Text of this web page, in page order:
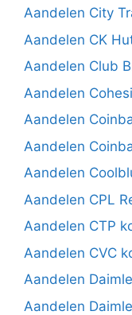
Aandelen City
Aandelen CK
Aandelen Club
Aandelen
Aandelen
Aandelen
Aandelen
Aandelen CPL
Aandelen CTP
Aandelen CVC
Aandelen
Aandelen